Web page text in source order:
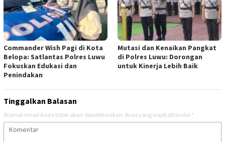
Commander Wish Pagi di Kota
Belopa: Satlantas Polres Luwu
Fokuskan Edukasi dan
Penindakan
Mutasi dan Kenaikan Pangkat
di Polres Luwu: Dorongan
untuk Kinerja Lebih Baik
Tinggalkan Balasan
Alamat email Anda tidak akan dipublikasikan. Ruas yang wajib ditandai *